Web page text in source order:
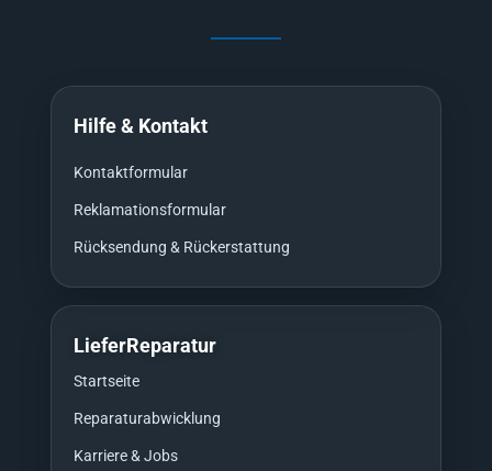
Hilfe & Kontakt
Kontaktformular
Reklamationsformular
Rücksendung & Rückerstattung
LieferReparatur
Startseite
Reparaturabwicklung
Karriere & Jobs